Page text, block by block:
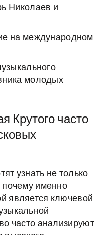
Николаев и
на международном
молодых
Крутого часто
узнать не только
почему именно
является ключевой
часто анализируют